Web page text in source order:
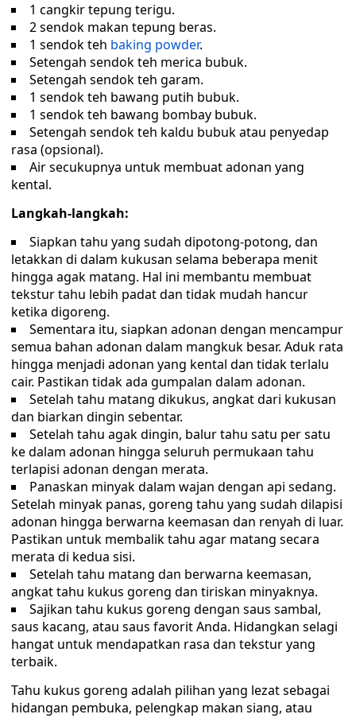
1 cangkir tepung terigu.
2 sendok makan tepung beras.
1 sendok teh baking powder.
Setengah sendok teh merica bubuk.
Setengah sendok teh garam.
1 sendok teh bawang putih bubuk.
1 sendok teh bawang bombay bubuk.
Setengah sendok teh kaldu bubuk atau penyedap
rasa (opsional).
Air secukupnya untuk membuat adonan yang
kental.
Langkah-langkah:
Siapkan tahu yang sudah dipotong-potong, dan
letakkan di dalam kukusan selama beberapa menit
hingga agak matang. Hal ini membantu membuat
tekstur tahu lebih padat dan tidak mudah hancur
ketika digoreng.
Sementara itu, siapkan adonan dengan mencampur
semua bahan adonan dalam mangkuk besar. Aduk rata
hingga menjadi adonan yang kental dan tidak terlalu
cair. Pastikan tidak ada gumpalan dalam adonan.
Setelah tahu matang dikukus, angkat dari kukusan
dan biarkan dingin sebentar.
Setelah tahu agak dingin, balur tahu satu per satu
ke dalam adonan hingga seluruh permukaan tahu
terlapisi adonan dengan merata.
Panaskan minyak dalam wajan dengan api sedang.
Setelah minyak panas, goreng tahu yang sudah dilapisi
adonan hingga berwarna keemasan dan renyah di luar.
Pastikan untuk membalik tahu agar matang secara
merata di kedua sisi.
Setelah tahu matang dan berwarna keemasan,
angkat tahu kukus goreng dan tiriskan minyaknya.
Sajikan tahu kukus goreng dengan saus sambal,
saus kacang, atau saus favorit Anda. Hidangkan selagi
hangat untuk mendapatkan rasa dan tekstur yang
terbaik.
Tahu kukus goreng adalah pilihan yang lezat sebagai
hidangan pembuka, pelengkap makan siang, atau